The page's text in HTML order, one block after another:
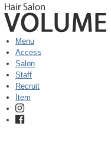
Menu
Access
Salon
Staff
Recruit
Item